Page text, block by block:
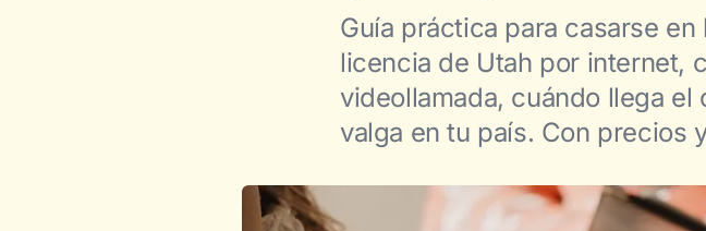
Guía práctica para casarse
licencia de Utah por internet,
videollamada, cuándo llega
valga en tu país. Con precios